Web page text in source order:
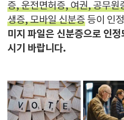
증, 운전면허증, 여권, 공무원
생증, 모바일 신분증 등이 인
미지 파일은 신분증으로 인
시기 바랍니다.